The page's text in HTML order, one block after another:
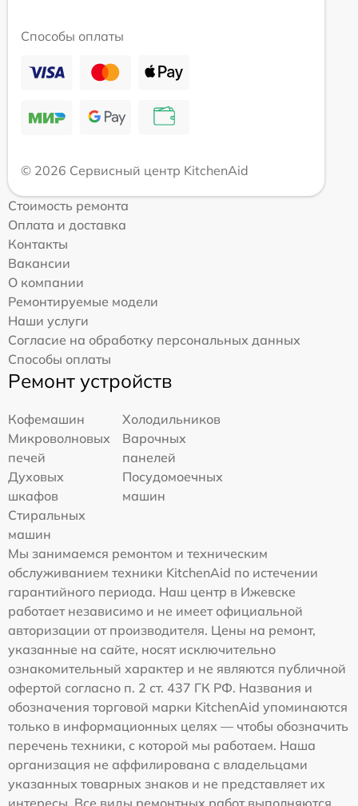
Способы оплаты
© 2026 Сервисный центр KitchenAid
Стоимость ремонта
Оплата и доставка
Контакты
Вакансии
О компании
Ремонтируемые модели
Наши услуги
Согласие на обработку персональных данных
Способы оплаты
Ремонт устройств
Кофемашин
Холодильников
Микроволновых
печей
Варочных
панелей
Духовых
шкафов
Посудомоечных
машин
Стиральных
машин
Мы занимаемся ремонтом и техническим
обслуживанием техники KitchenAid по истечении
гарантийного периода. Наш центр в Ижевске
работает независимо и не имеет официальной
авторизации от производителя. Цены на ремонт,
указанные на сайте, носят исключительно
ознакомительный характер и не являются публичной
офертой согласно п. 2 ст. 437 ГК РФ. Названия и
обозначения торговой марки KitchenAid упоминаются
только в информационных целях — чтобы обозначить
перечень техники, с которой мы работаем. Наша
организация не аффилирована с владельцами
указанных товарных знаков и не представляет их
интересы. Все виды ремонтных работ выполняются